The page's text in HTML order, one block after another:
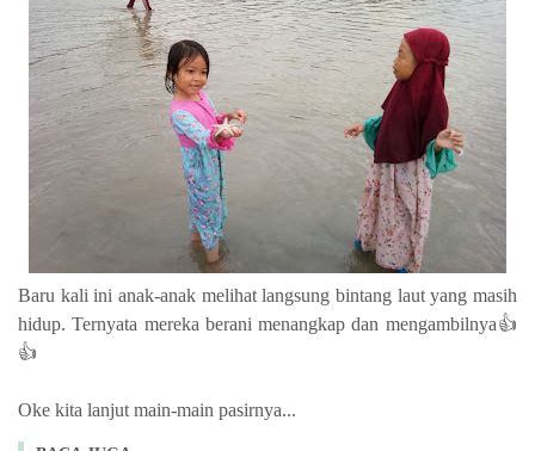
Baru kali ini anak-anak melihat langsung bintang laut yang masih
hidup. Ternyata mereka berani menangkap dan mengambilnya👍
👍
Oke kita lanjut main-main pasirnya...